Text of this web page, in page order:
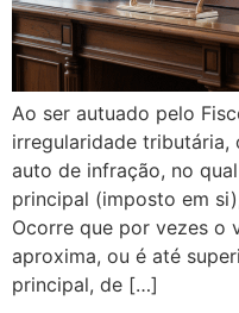
Ao ser autuado pelo
irregularidade
auto de infração, no
principal (imposto em
Ocorre que por vezes o
aproxima, ou é até
principal, de […]